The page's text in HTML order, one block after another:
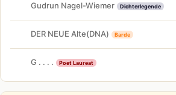
Gudrun Nagel-Wiemer Dichterlegende
DER NEUE Alte(DNA) Barde
G . . . . Poet Laureat